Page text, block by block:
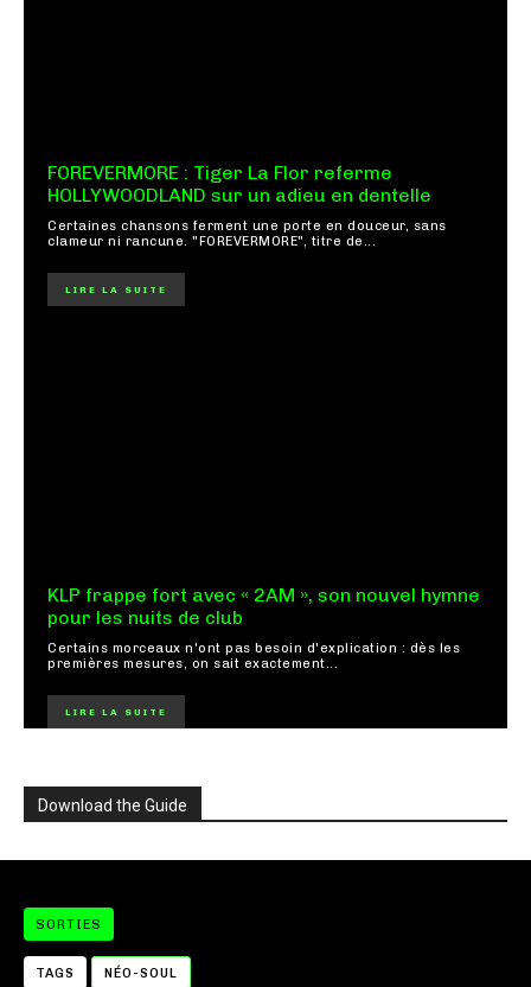
FOREVERMORE : Tiger La Flor referme
HOLLYWOODLAND sur un adieu en dentelle
Certaines chansons ferment une porte en douceur, sans
clameur ni rancune. "FOREVERMORE", titre de...
LIRE LA SUITE
KLP frappe fort avec « 2AM », son nouvel hymne
pour les nuits de club
Certains morceaux n'ont pas besoin d'explication : dès les
premières mesures, on sait exactement...
LIRE LA SUITE
Download the Guide
SORTIES
TAGS NÉO-SOUL